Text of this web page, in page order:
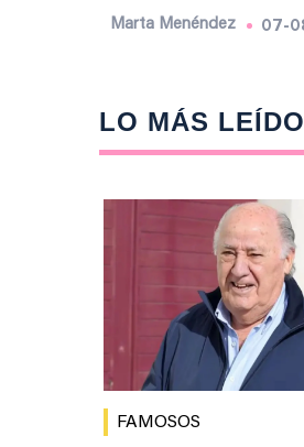
Marta Menéndez 07-
LO MÁS LEÍDO
FAMOSOS